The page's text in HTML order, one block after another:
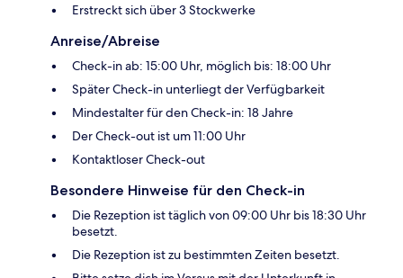
Erstreckt sich über 3 Stockwerke
Anreise/Abreise
Check-in ab: 15:00 Uhr, möglich bis: 18:00 Uhr
Später Check-in unterliegt der Verfügbarkeit
Mindestalter für den Check-in: 18 Jahre
Der Check-out ist um 11:00 Uhr
Kontaktloser Check-out
Besondere Hinweise für den Check-in
Die Rezeption ist täglich von 09:00 Uhr bis 18:30 Uhr
besetzt.
Die Rezeption ist zu bestimmten Zeiten besetzt.